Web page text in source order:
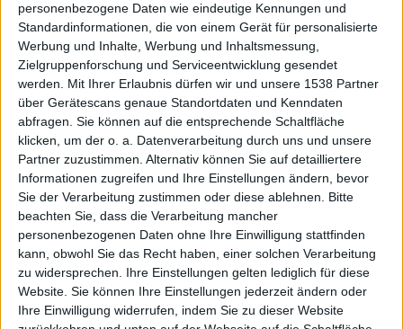
personenbezogene Daten wie eindeutige Kennungen und
Standardinformationen, die von einem Gerät für personalisierte
Werbung und Inhalte, Werbung und Inhaltsmessung,
Zielgruppenforschung und Serviceentwicklung gesendet
werden. Mit Ihrer Erlaubnis dürfen wir und unsere 1538 Partner
über Gerätescans genaue Standortdaten und Kenndaten
abfragen. Sie können auf die entsprechende Schaltfläche
klicken, um der o. a. Datenverarbeitung durch uns und unsere
Partner zuzustimmen. Alternativ können Sie auf detailliertere
Informationen zugreifen und Ihre Einstellungen ändern, bevor
Sie der Verarbeitung zustimmen oder diese ablehnen. Bitte
beachten Sie, dass die Verarbeitung mancher
personenbezogenen Daten ohne Ihre Einwilligung stattfinden
kann, obwohl Sie das Recht haben, einer solchen Verarbeitung
zu widersprechen. Ihre Einstellungen gelten lediglich für diese
Website. Sie können Ihre Einstellungen jederzeit ändern oder
Ihre Einwilligung widerrufen, indem Sie zu dieser Website
ziert, verlassen SOCIAL DISTORTION ihr Revier auch
weiterhin kaum. Das ist vor allem bei Tracks wie „No Way
Out“, mit seinem simplen Arrangement und dem
flirrenden, von jeder Pentatonik fernbleibenden Solo zu
bemerken. Aber auch „Tonight“ ist ein Song, der auf
jedem SD-Album mindestens einmal schon zu hören
gewesen ist und dadurch die ganz große Sehnsucht und
Melancholie hervorruft. Sehnsucht nach alten,
unbeschwerten Zeiten, in denen es zwar auch Kriege,
Armut und Hungersnöte gab, wir das alles im
jugendlichen Übermut nicht mitbekommen haben. Zu
beschäftigt waren wir damit unsere eigenen Probleme zu
lösen (Pickel auf der Nase, das erste Date, das erste Mal
besoffen sein, die erste Rauferei).